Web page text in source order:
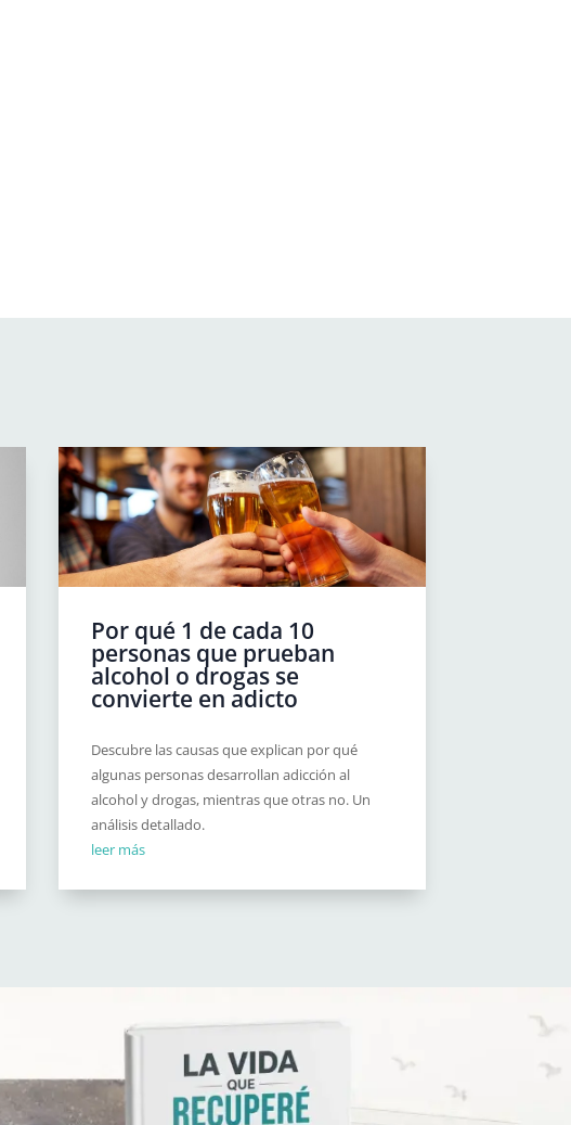
Por qué 1 de cada 10
personas que prueban
alcohol o drogas se
convierte en adicto
Descubre las causas que explican por qué
algunas personas desarrollan adicción al
alcohol y drogas, mientras que otras no. Un
análisis detallado.
leer más